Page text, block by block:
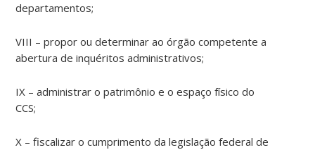
departamentos;
VIII – propor ou determinar ao órgão competente a
abertura de inquéritos administrativos;
IX – administrar o patrimônio e o espaço físico do
CCS;
X – fiscalizar o cumprimento da legislação federal de